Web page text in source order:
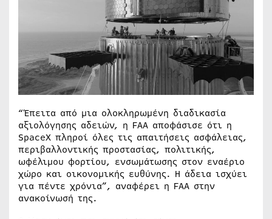
“Έπειτα από μια ολοκληρωμένη διαδικασία
αξιολόγησης αδειών, η FAA αποφάσισε ότι η
SpaceX πληροί όλες τις απαιτήσεις ασφάλειας,
περιβαλλοντικής προστασίας, πολιτικής,
ωφέλιμου φορτίου, ενσωμάτωσης στον εναέριο
χώρο και οικονομικής ευθύνης. Η άδεια ισχύει
για πέντε χρόνια”, αναφέρει η FAA στην
ανακοίνωσή της.